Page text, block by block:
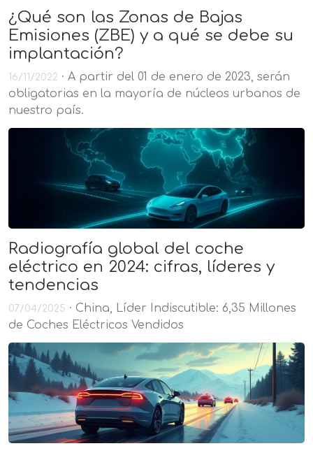
¿Qué son las Zonas de Bajas
Emisiones (ZBE) y a qué se debe su
implantación?
16/11/2022 · A partir del 01 de enero de 2023, serán
obligatorias en la mayoría de núcleos urbanos de
nuestro país.
Radiografía global del coche
eléctrico en 2024: cifras, líderes y
tendencias
07/04/2025 · China, Líder Indiscutible: 6,35 Millones
de Coches Eléctricos Vendidos